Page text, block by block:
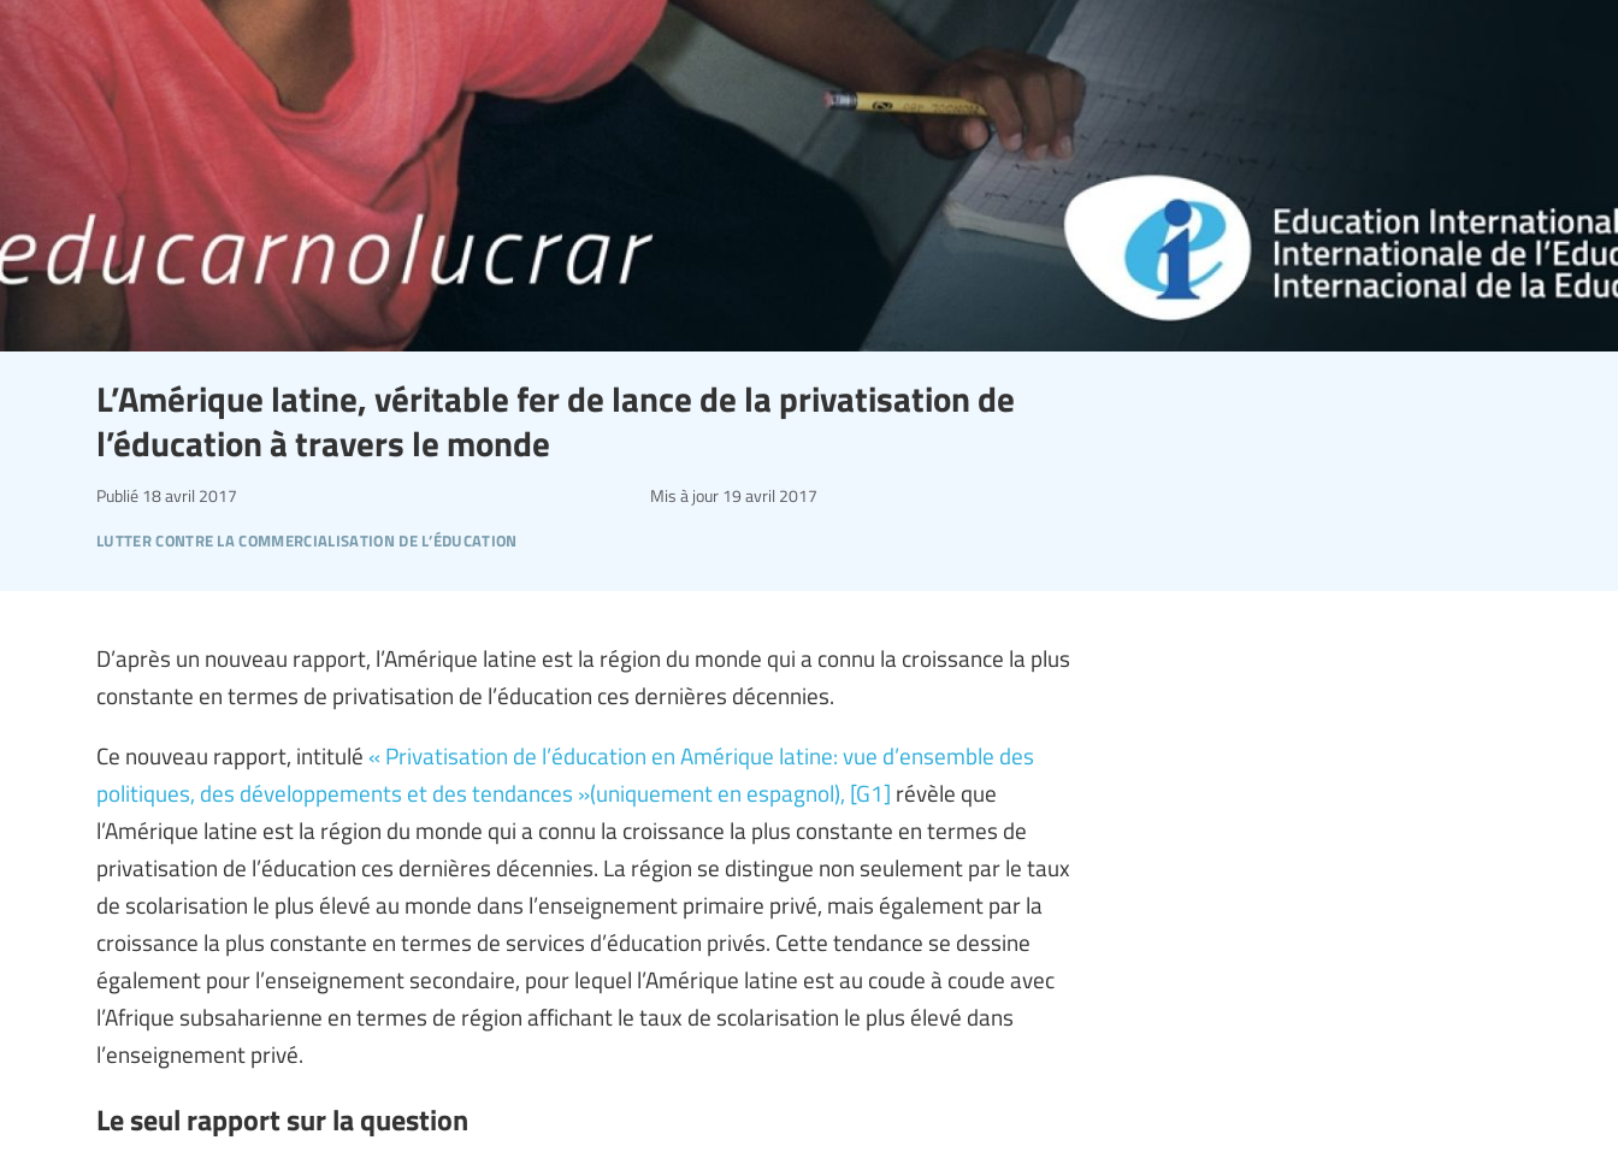
L’Amérique latine, véritable fer de lance de la privatisation de
l’éducation à travers le monde
lutter contre la commercialisation de l’éducation
Publié 18 avril 2017 Mis à jour 19 avril 2017
D’après un nouveau rapport, l’Amérique latine est la région du monde qui a connu la croissance la plus
constante en termes de privatisation de l’éducation ces dernières décennies.
Ce nouveau rapport, intitulé« Privatisation de l’éducation en Amérique latine: vue d’ensemble des
politiques, des développements et des tendances »(uniquement en espagnol), [G1] révèle que
l’Amérique latine est la région du monde qui a connu la croissance la plus constante en termes de
privatisation de l’éducation ces dernières décennies. La région se distingue non seulement par le taux
de scolarisation le plus élevé au monde dans l’enseignement primaire privé, mais également par la
croissance la plus constante en termes de services d’éducation privés. Cette tendance se dessine
également pour l’enseignement secondaire, pour lequel l’Amérique latine est au coude à coude avec
l’Afrique subsaharienne en termes de région affichant le taux de scolarisation le plus élevé dans
l’enseignement privé.
Le seul rapport sur la question